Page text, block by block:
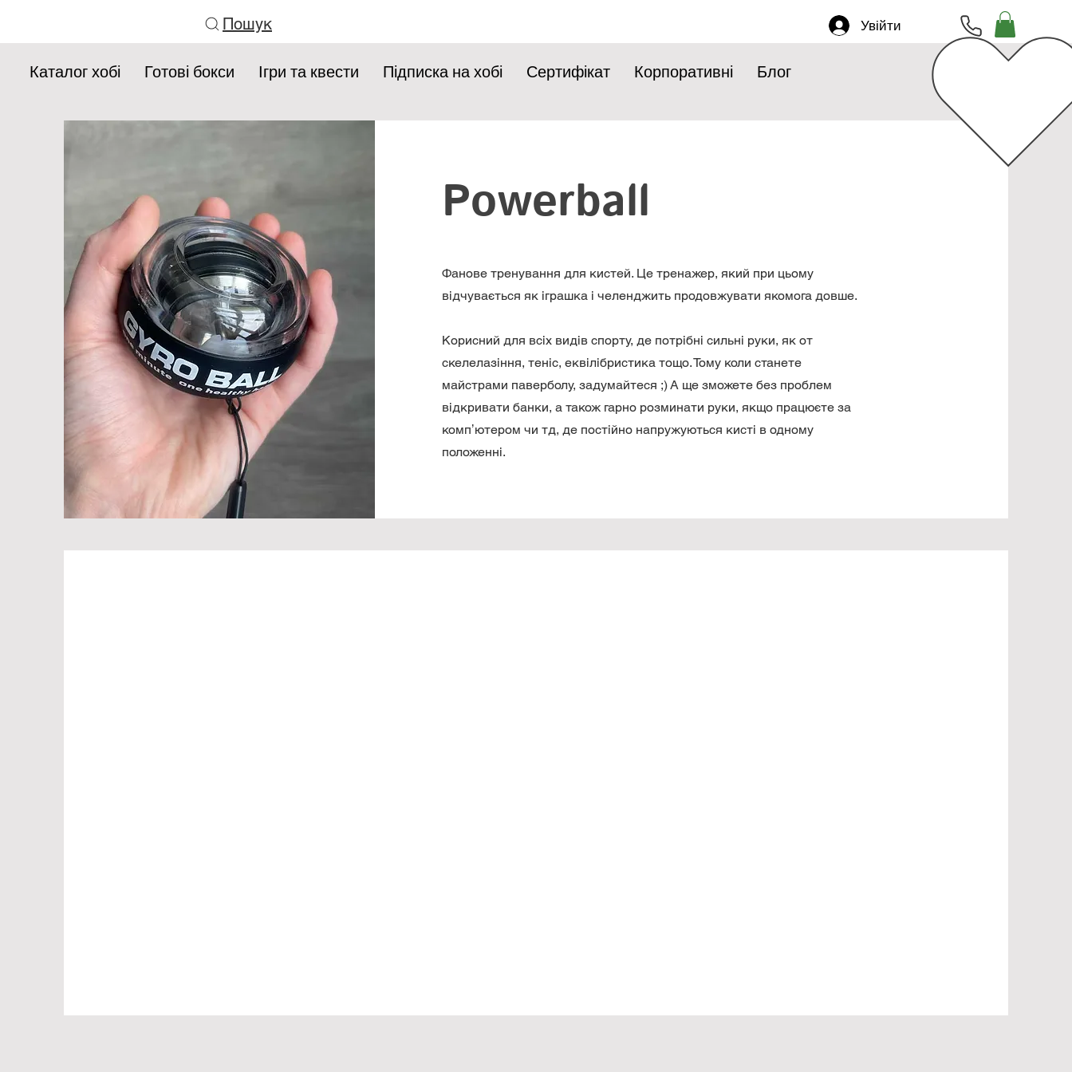
Пошук Увійти
Каталог хобі Готові бокси Ігри та квести Підписка на хобі Сертифікат Корпоративні Блог
Powerball
Фанове тренування для кистей. Це тренажер, який при цьому
відчувається як іграшка і челенджить продовжувати якомога довше.
Корисний для всіх видів спорту, де потрібні сильні руки, як от
скелелазіння, теніс, еквілібристика тощо. Тому коли станете
майстрами паверболу, задумайтеся ;) А ще зможете без проблем
відкривати банки, а також гарно розминати руки, якщо працюєте за
компʼютером чи тд, де постійно напружуються кисті в одному
положенні.